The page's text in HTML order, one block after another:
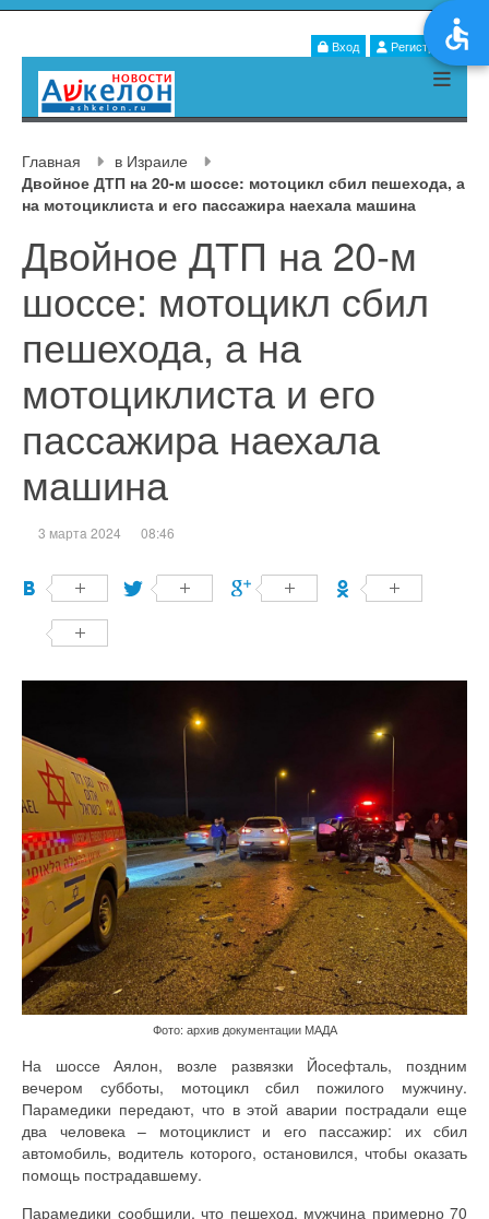
Вход Регистрация
Главная
в Израиле
Двойное ДТП на 20-м шоссе: мотоцикл сбил пешехода, а
на мотоциклиста и его пассажира наехала машина
Двойное ДТП на 20-м
шоссе: мотоцикл сбил
пешехода, а на
мотоциклиста и его
пассажира наехала
машина
3 мартa 2024 08:46
Фото: архив документации МАДА
На шоссе Аялон, возле развязки Йосефталь, поздним
вечером субботы, мотоцикл сбил пожилого мужчину.
Парамедики передают, что в этой аварии пострадали еще
два человека – мотоциклист и его пассажир: их сбил
автомобиль, водитель которого, остановился, чтобы оказать
помощь пострадавшему.
Парамедики сообщили, что пешеход, мужчина примерно 70